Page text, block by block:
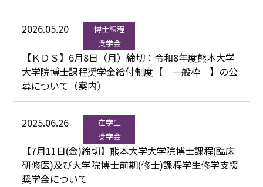
2026.05.20
博士課程
奨学金
【ＫＤＳ】6月8日（月）締切：令和8年度熊本大学
大学院博士課程奨学金給付制度【 一般枠 】の公
募について（案内）
2025.06.26
在学生
奨学金
【7月11日(金)締切】熊本大学大学院博士課程(臨床
研修医)及び大学院博士前期(修士)課程学生修学支援
奨学金について